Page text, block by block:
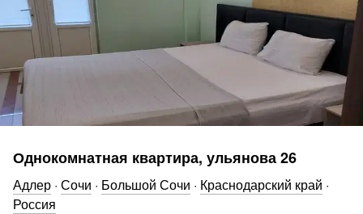
Однокомнатная квартира, ульянова 26
Адлер · Сочи · Большой Сочи · Краснодарский край ·
Россия